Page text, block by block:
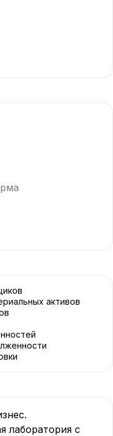
активов
лаборатория с